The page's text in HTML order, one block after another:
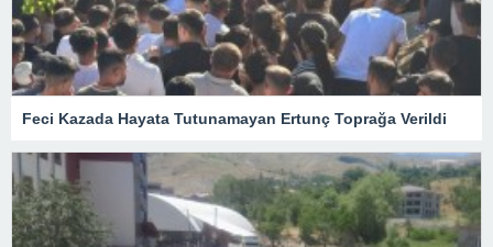
Feci Kazada Hayata Tutunamayan Ertunç Toprağa Verildi